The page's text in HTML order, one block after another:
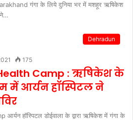
गंगा के लिये दुनिया भर में मशहूर ऋषिकेश
Dehradun
175
Camp : ऋषिकेश के
में आर्यन हॉस्पिटल ने
हॉस्पिटल डोईवाला के द्वारा ऋषिकेश में गंगा के